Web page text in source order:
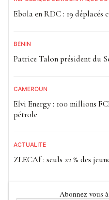
Ebola en RDC : 19 déplacés
BÉNIN
Patrice Talon président du
CAMEROUN
Elvi Energy : 100 millions
pétrole
ACTUALITE
ZLECAf : seuls 22 % des
Abonnez vous